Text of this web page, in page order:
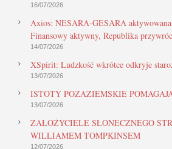
16/07/2026
Axios: NESARA-GESARA
Finansowy aktywny, Republika
14/07/2026
XSpirit: Ludzkość wkrótce odkryje
13/07/2026
ISTOTY POZAZIEMSKIE
13/07/2026
ZAŁOŻYCIELE SŁONECZNEGO
WILLIAMEM TOMPKINSEM
12/07/2026